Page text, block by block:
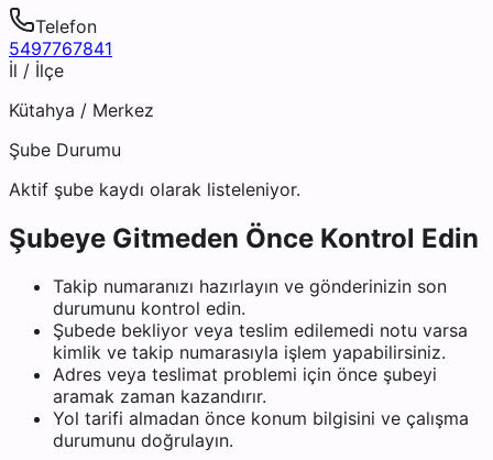
Telefon
5497767841
İl / İlçe
Kütahya / Merkez
Şube Durumu
Aktif şube kaydı olarak listeleniyor.
Şubeye Gitmeden Önce Kontrol Edin
Takip numaranızı hazırlayın ve gönderinizin son
durumunu kontrol edin.
Şubede bekliyor veya teslim edilemedi notu varsa
kimlik ve takip numarasıyla işlem yapabilirsiniz.
Adres veya teslimat problemi için önce şubeyi
aramak zaman kazandırır.
Yol tarifi almadan önce konum bilgisini ve çalışma
durumunu doğrulayın.